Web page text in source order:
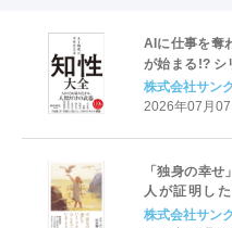
AIに仕事を奪
が始まる!? シ
者がAI時代の
株式会社サン
2026年07月
「独身の幸
人が証明し
る』 7月7日
株式会社サン